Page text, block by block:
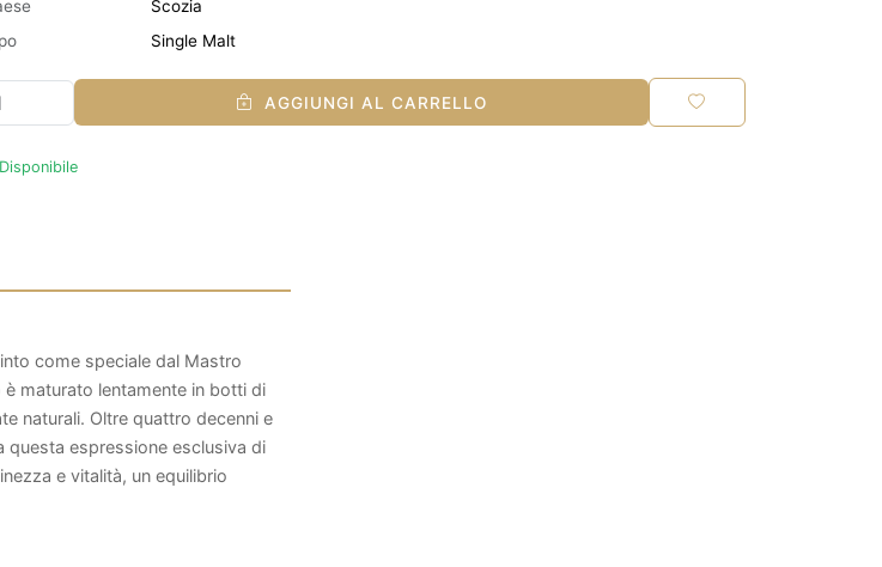
Scozia
Single Malt
AGGIUNGI AL CARRELLO
Disponibile
come speciale dal Mastro
maturato lentamente in botti di
naturali. Oltre quattro decenni e
espressione esclusiva di
e vitalità, un equilibrio